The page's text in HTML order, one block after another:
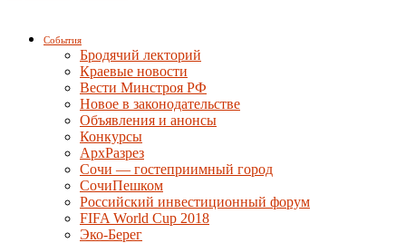
События
Бродячий лекторий
Краевые новости
Вести Минстроя РФ
Новое в законодательстве
Объявления и анонсы
Конкурсы
АрхРазрез
Сочи — гостеприимный город
СочиПешком
Российский инвестиционный форум
FIFA World Cup 2018
Эко-Берег